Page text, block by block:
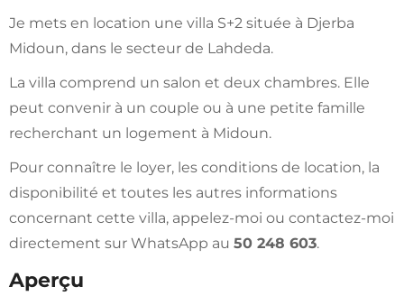
Je mets en location une villa S+2 située à Djerba
Midoun, dans le secteur de Lahdeda.
La villa comprend un salon et deux chambres. Elle
peut convenir à un couple ou à une petite famille
recherchant un logement à Midoun.
Pour connaître le loyer, les conditions de location, la
disponibilité et toutes les autres informations
concernant cette villa, appelez-moi ou contactez-moi
directement sur WhatsApp au 50 248 603.
Aperçu